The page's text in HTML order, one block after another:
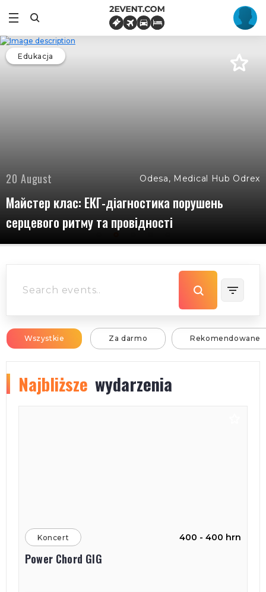
Edukacja
Майстер клас: ЕКГ-діагностика порушень
серцевого ритму та провідності
20 August Odesa, Medical Hub Odrex
Wszystkie Za darmo Rekomendowane
Najbliższe wydarzenia
Koncert 400 - 400 hrn
Power Chord GIG